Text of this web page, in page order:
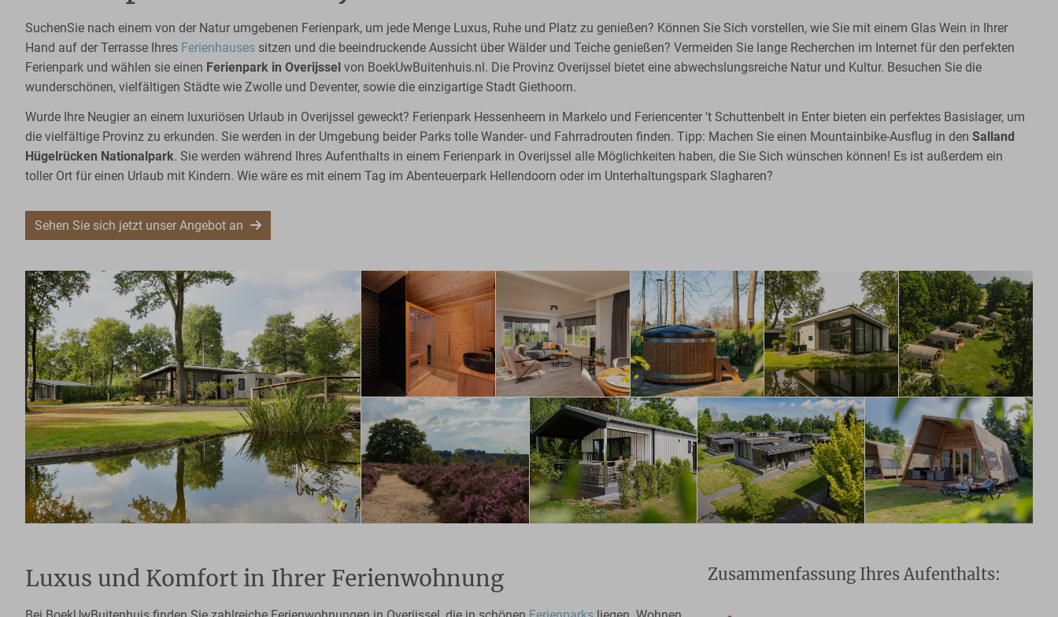
SuchenSie nach einem von der Natur umgebenen Ferienpark, um jede Menge Luxus, Ruhe und Platz zu genießen? Können Sie Sich vorstellen, wie Sie mit einem Glas Wein in Ihrer
Hand auf der Terrasse Ihres Ferienhauses sitzen und die beeindruckende Aussicht über Wälder und Teiche genießen? Vermeiden Sie lange Recherchen im Internet für den perfekten
Ferienpark und wählen sie einen Ferienpark in Overijsselvon BoekUwBuitenhuis.nl. Die Provinz Overijssel bietet eine abwechslungsreiche Natur und Kultur. Besuchen Sie die
wunderschönen, vielfältigen Städte wie Zwolle und Deventer, sowie die einzigartige Stadt Giethoorn.
Wurde Ihre Neugier an einem luxuriösen Urlaub in Overijssel geweckt? Ferienpark Hessenheem in Markelo und Feriencenter 't Schuttenbelt in Enter bieten ein perfektes Basislager, um
die vielfältige Provinz zu erkunden. Sie werden in der Umgebung beider Parks tolle Wander- und Fahrradrouten finden. Tipp: Machen Sie einen Mountainbike-Ausflug in denSalland
Hügelrücken Nationalpark. Sie werden während Ihres Aufenthalts in einem Ferienpark in Overijssel alle Möglichkeiten haben, die Sie Sich wünschen können! Es ist außerdem ein
toller Ort für einen Urlaub mit Kindern. Wie wäre es mit einem Tag im Abenteuerpark Hellendoorn oder im Unterhaltungspark Slagharen?
Sehen Sie sich jetzt unser Angebot an
Luxus und Komfort in Ihrer Ferienwohnung Zusammenfassung Ihres Aufenthalts: